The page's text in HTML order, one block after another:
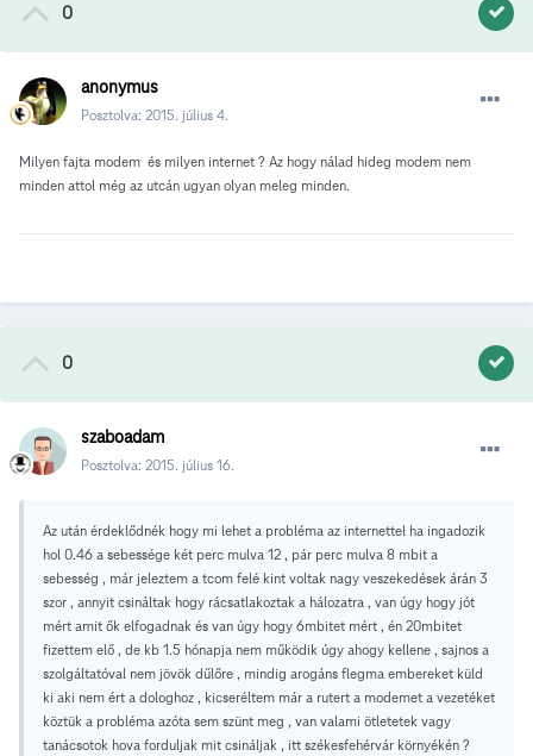
0
anonymus
Posztolva: 2015. július 4.
Milyen fajta modem és milyen internet ? Az hogy nálad hideg modem nem
minden attol még az utcán ugyan olyan meleg minden.
0
szaboadam
Posztolva: 2015. július 16.
Az után érdeklődnék hogy mi lehet a probléma az internettel ha ingadozik
hol 0.46 a sebessége két perc mulva 12 , pár perc mulva 8 mbit a
sebesség , már jeleztem a tcom felé kint voltak nagy veszekedések árán 3
szor , annyit csináltak hogy rácsatlakoztak a hálozatra , van úgy hogy jót
mért amit ők elfogadnak és van úgy hogy 6mbitet mért , én 20mbitet
fizettem elő , de kb 1.5 hónapja nem működik úgy ahogy kellene , sajnos a
szolgáltatóval nem jövök dűlőre , mindig arogáns flegma embereket küld
ki aki nem ért a dologhoz , kicseréltem már a rutert a modemet a vezetéket
köztük a probléma azóta sem szünt meg , van valami ötletetek vagy
tanácsotok hova forduljak mit csináljak , itt székesfehérvár környékén ?